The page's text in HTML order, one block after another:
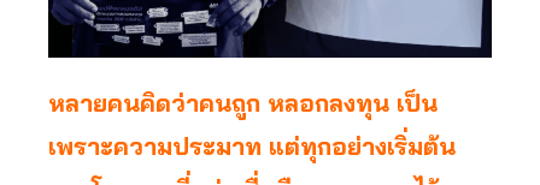
หลายคนคิดว่าคนถูก หลอกลงทุน เป็น
เพราะความประมาท แต่ทุกอย่างเริ่มต้น